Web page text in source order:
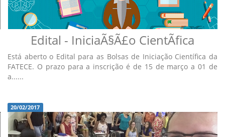
Edital - IniciaÃ§Ã£o CientÃ­fica
Está aberto o Edital para as Bolsas de Iniciação Científica da
FATECE. O prazo para a inscrição é de 15 de março a 01 de
a......
20/02/2017